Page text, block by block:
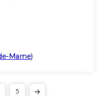
Marne)
5